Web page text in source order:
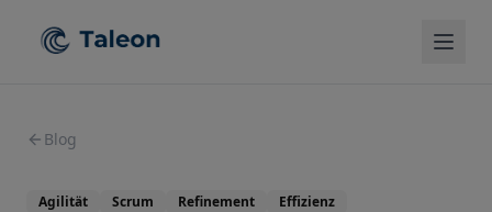
Blog
Agilität Scrum Refinement Effizienz